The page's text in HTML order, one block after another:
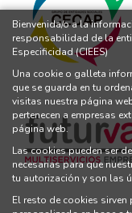
Bienvenida/o a la
responsabilidad de la
Especificidad (CIEES)
Una cookie o galleta
que se guarda en tu
visitas nuestra página
pertenecen a empresas
página web.
Las cookies pueden ser
necesarias para que
tu autorización y son las
El resto de cookies